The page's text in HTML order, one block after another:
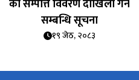
को सम्पत्ति विवरण दाखिला गर्ने
सम्बन्धि सूचना
१९ जेठ, २०८३